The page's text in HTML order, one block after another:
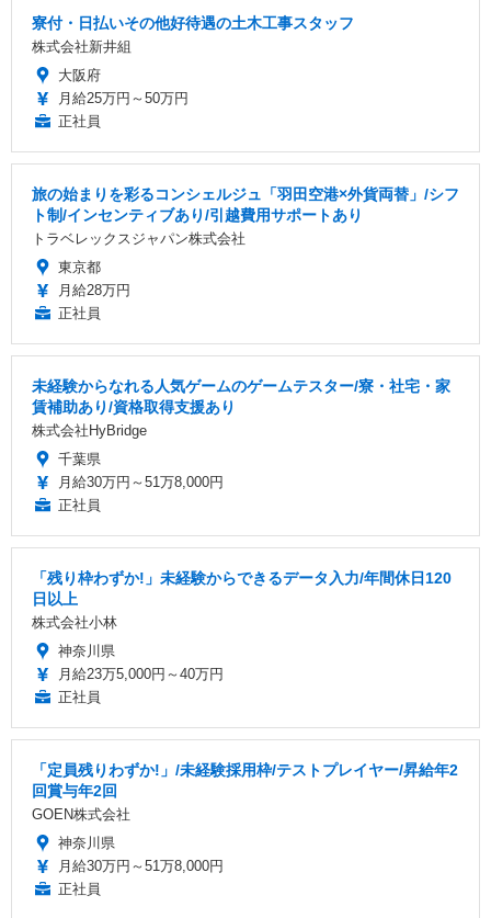
寮付・日払いその他好待遇の土木工事スタッフ
株式会社新井組
大阪府
月給25万円～50万円
正社員
旅の始まりを彩るコンシェルジュ「羽田空港×外貨両替」/シフ
ト制/インセンティブあり/引越費用サポートあり
トラベレックスジャパン株式会社
東京都
月給28万円
正社員
未経験からなれる人気ゲームのゲームテスター/寮・社宅・家
賃補助あり/資格取得支援あり
株式会社HyBridge
千葉県
月給30万円～51万8,000円
正社員
「残り枠わずか!」未経験からできるデータ入力/年間休日120
日以上
株式会社小林
神奈川県
月給23万5,000円～40万円
正社員
「定員残りわずか!」/未経験採用枠/テストプレイヤー/昇給年2
回賞与年2回
GOEN株式会社
神奈川県
月給30万円～51万8,000円
正社員